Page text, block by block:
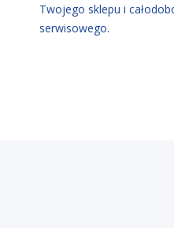
Twojego sklepu i
serwisowego.